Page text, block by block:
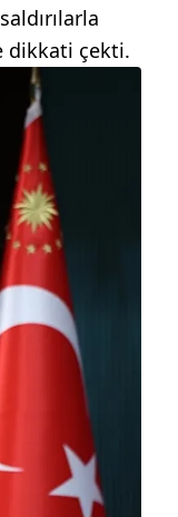
dikkati çekti.